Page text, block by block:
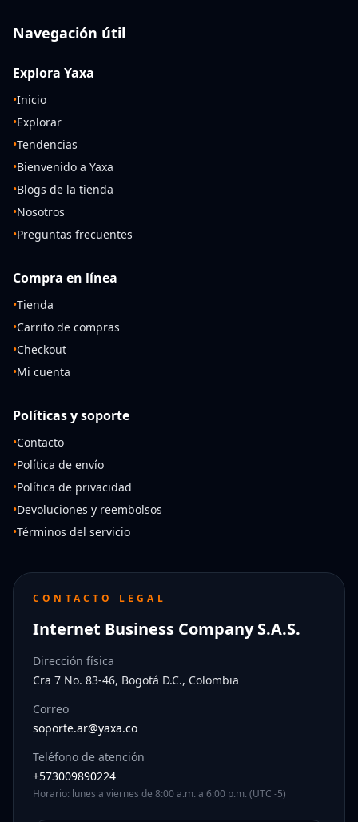
Navegación útil
Explora Yaxa
•Inicio
•Explorar
•Tendencias
•Bienvenido a Yaxa
•Blogs de la tienda
•Nosotros
•Preguntas frecuentes
Compra en línea
•Tienda
•Carrito de compras
•Checkout
•Mi cuenta
Políticas y soporte
•Contacto
•Política de envío
•Política de privacidad
•Devoluciones y reembolsos
•Términos del servicio
CONTACTO LEGAL
Internet Business Company S.A.S.
Dirección física
Cra 7 No. 83-46, Bogotá D.C., Colombia
Correo
soporte.ar@yaxa.co
Teléfono de atención
+573009890224
Horario: lunes a viernes de 8:00 a.m. a 6:00 p.m. (UTC -5)